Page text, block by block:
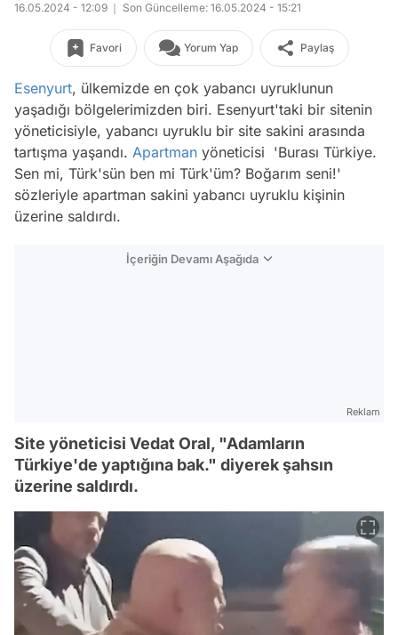
16.05.2024 - 12:09 Son Güncelleme: 16.05.2024 - 15:21
Favori Yorum Yap Paylaş
Esenyurt, ülkemizde en çok yabancı uyruklunun
yaşadığı bölgelerimizden biri. Esenyurt'taki bir sitenin
yöneticisiyle, yabancı uyruklu bir site sakini arasında
tartışma yaşandı. Apartman yöneticisi 'Burası Türkiye.
Sen mi, Türk'sün ben mi Türk'üm? Boğarım seni!'
sözleriyle apartman sakini yabancı uyruklu kişinin
üzerine saldırdı.
İçeriğin Devamı Aşağıda
Reklam
Site yöneticisi Vedat Oral, "Adamların
Türkiye'de yaptığına bak." diyerek şahsın
üzerine saldırdı.